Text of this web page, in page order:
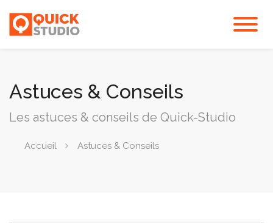
Astuces & Conseils
Les astuces & conseils de Quick-Studio
Accueil Astuces & Conseils